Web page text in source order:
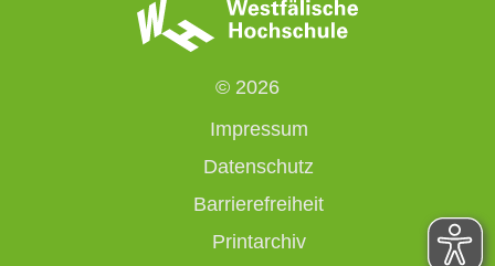
© 2026
Impressum
Datenschutz
Barrierefreiheit
Printarchiv